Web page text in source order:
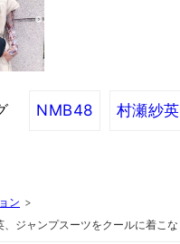
NMB48 村瀬紗英
ン >
ジャンプスーツをクールに着こな